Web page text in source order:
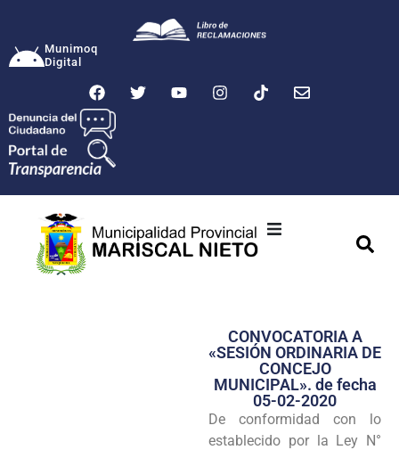
Munimoq
Digital
Transparencia
Seguridad
Programas
CONVOCATORIA A
«SESIÓN ORDINARIA DE
CONCEJO
MUNICIPAL». de fecha
05-02-2020
De conformidad con lo
establecido por la Ley N°